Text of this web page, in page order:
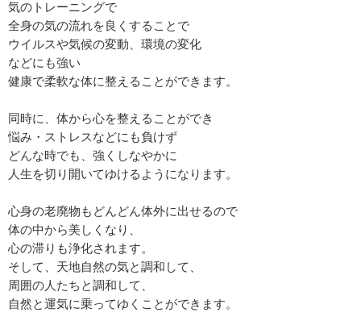
気のトレーニングで
全身の気の流れを良くすることで
ウイルスや気候の変動、環境の変化
などにも強い
健康で柔軟な体に整えることができます。
同時に、体から心を整えることができ
悩み・ストレスなどにも負けず
どんな時でも、強くしなやかに
人生を切り開いてゆけるようになります。
心身の老廃物もどんどん体外に出せるので
体の中から美しくなり、
心の滞りも浄化されます。
そして、天地自然の気と調和して、
周囲の人たちと調和して、
自然と運気に乗ってゆくことができます。